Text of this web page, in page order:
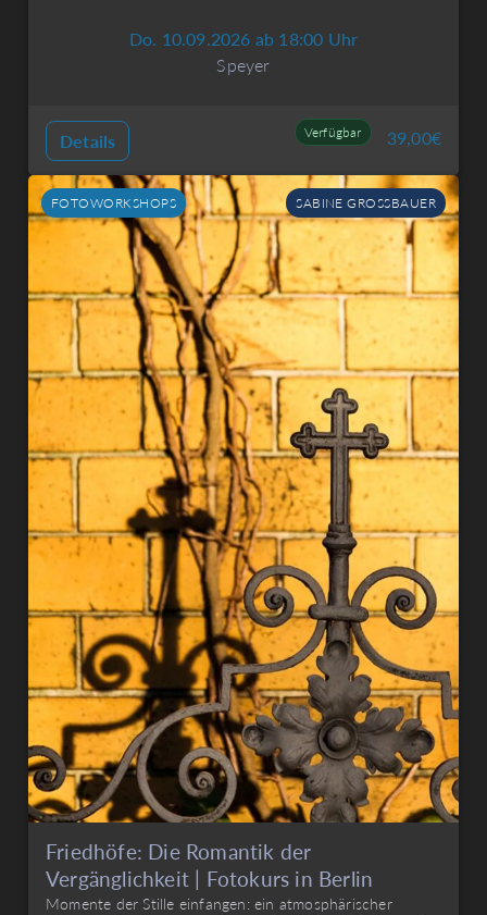
Do. 10.09.2026 ab 18:00 Uhr
Speyer
Details Verfügbar 39,00€
FOTOWORKSHOPS SABINE GROSSBAUER
Friedhöfe: Die Romantik der
Vergänglichkeit | Fotokurs in Berlin
Momente der Stille einfangen: ein atmosphärischer